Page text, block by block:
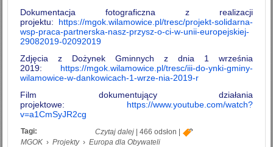
Dokumentacja fotograficzna z realizacji
projektu: https://mgok.wilamowice.pl/tresc/projekt-solidarna-
wsp-praca-partnerska-nasz-przysz-o-ci-w-unii-europejskiej-
29082019-02092019
Zdjęcia z Dożynek Gminnych z dnia 1 września
2019: https://mgok.wilamowice.pl/tresc/iii-do-ynki-gminy-
wilamowice-w-dankowicach-1-wrze-nia-2019-r
Film dokumentujący działania
projektowe: https://www.youtube.com/watch?
v=a1CmSyJR2cg
Czytaj dalej
wpis Projekt "Solidarna współpraca
partnerska naszą przyszłością w Unii
| 466 odsłon
Tagi:
MGOK › Projekty › Europa dla Obywateli